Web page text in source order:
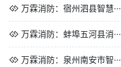
万霖消防：宿州泗县智慧···
万霖消防：蚌埠五河县消···
万霖消防：泉州南安市智···